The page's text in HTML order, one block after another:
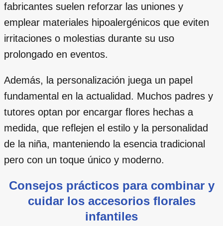
fabricantes suelen reforzar las uniones y
emplear materiales hipoalergénicos que eviten
irritaciones o molestias durante su uso
prolongado en eventos.
Además, la personalización juega un papel
fundamental en la actualidad. Muchos padres y
tutores optan por encargar flores hechas a
medida, que reflejen el estilo y la personalidad
de la niña, manteniendo la esencia tradicional
pero con un toque único y moderno.
Consejos prácticos para combinar y
cuidar los accesorios florales
infantiles